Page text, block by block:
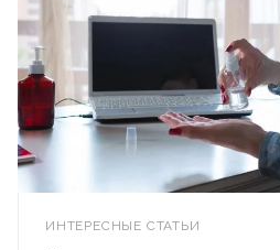
ИНТЕРЕСНЫЕ СТАТЬИ